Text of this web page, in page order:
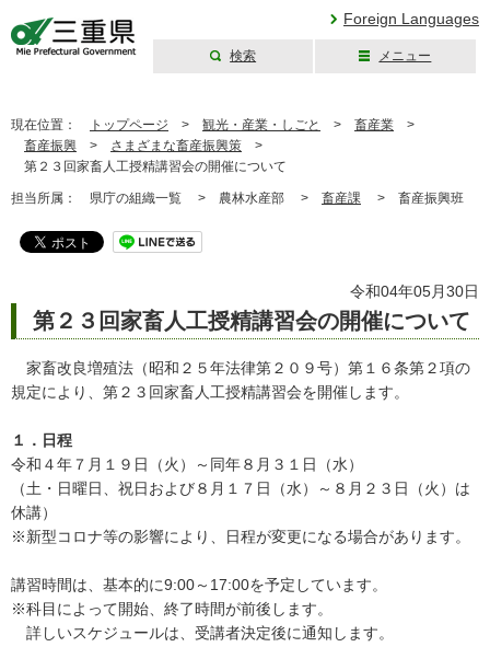
Foreign Languages
検索 メニュー
現在位置： トップページ > 観光・産業・しごと > 畜産業 >
畜産振興 > さまざまな畜産振興策 >
第２３回家畜人工授精講習会の開催について
担当所属： 県庁の組織一覧 > 農林水産部 > 畜産課 > 畜産振興班
令和04年05月30日
第２３回家畜人工授精講習会の開催について
家畜改良増殖法（昭和２５年法律第２０９号）第１６条第２項の
規定により、第２３回家畜人工授精講習会を開催します。
１．日程
令和４年７月１９日（火）～同年８月３１日（水）
（土・日曜日、祝日および８月１７日（水）～８月２３日（火）は
休講）
※新型コロナ等の影響により、日程が変更になる場合があります。
講習時間は、基本的に9:00～17:00を予定しています。
※科目によって開始、終了時間が前後します。
詳しいスケジュールは、受講者決定後に通知します。